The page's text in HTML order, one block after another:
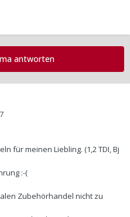
antworten
für meinen Liebling. (1,2 TDI, Bj
:-(
Zubehörhandel nicht zu